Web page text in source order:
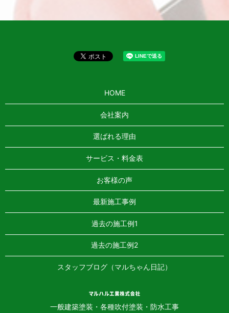
HOME
会社案内
選ばれる理由
サービス・料金表
お客様の声
最新施工事例
過去の施工例1
過去の施工例2
スタッフブログ（マルちゃん日記）
一般建築塗装・各種吹付塗装・防水工事